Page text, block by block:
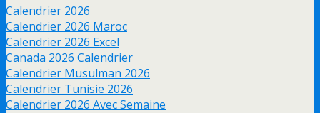
Calendrier 2026
Calendrier 2026 Maroc
Calendrier 2026 Excel
Canada 2026 Calendrier
Calendrier Musulman 2026
Calendrier Tunisie 2026
Calendrier 2026 Avec Semaine